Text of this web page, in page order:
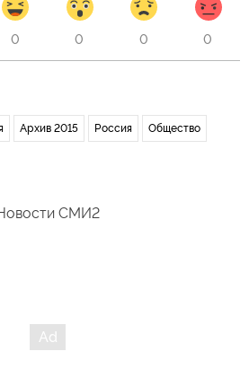
0 0 0 0
Архив 2015 Россия Общество
СМИ2